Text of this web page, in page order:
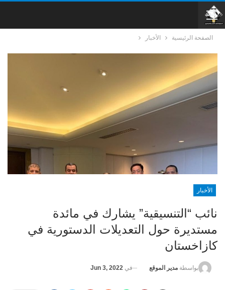
الصفحة الرئيسية الأخبار
الأخبار
نائب “التنسيقية” يشارك في مائدة
مستديرة حول التعديلات الدستورية في
كازاخستان
بواسطة مدير الموقع في Jun 3, 2022